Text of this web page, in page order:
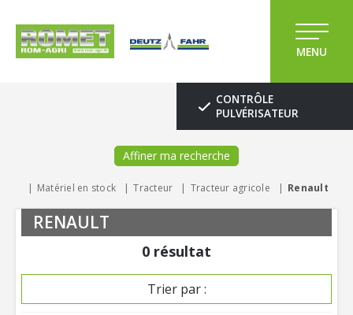
MENU
CONTRÔLE
PULVÉRISATEUR
Affiner ma recherche
Matériel en stock Tracteur Tracteur agricole Renault
RENAULT
0 résultat
Trier par :